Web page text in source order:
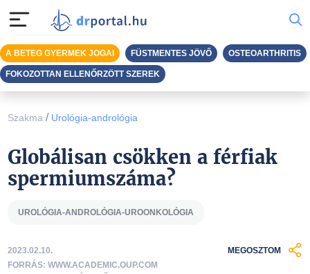
Szakma / Urológia-andrológia
Globálisan csökken a férfiak
spermiumszáma?
UROLÓGIA-ANDROLÓGIA-UROONKOLÓGIA
2023.02.10.
FORRÁS: WWW.ACADEMIC.OUP.COM
MEGOSZTOM
A BETEG GYERMEK JOGAI FÜSTMENTES JÖVŐ OSTEOARTHRITIS
FOKOZOTTAN ELLENŐRZÖTT SZEREK